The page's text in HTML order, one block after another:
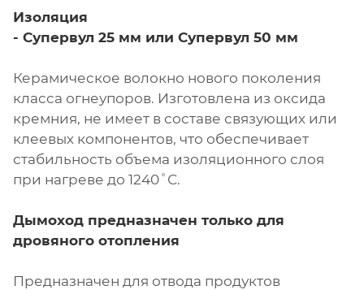
Изоляция
- Супервул 25 мм или Супервул 50 мм
Керамическое волокно нового поколения
класса огнеупоров. Изготовлена из оксида
кремния, не имеет в составе связующих или
клеевых компонентов, что обеспечивает
стабильность объема изоляционного слоя
при нагреве до 1240˚С.
Дымоход предназначен только для
дровяного отопления
Предназначен для отвода продуктов